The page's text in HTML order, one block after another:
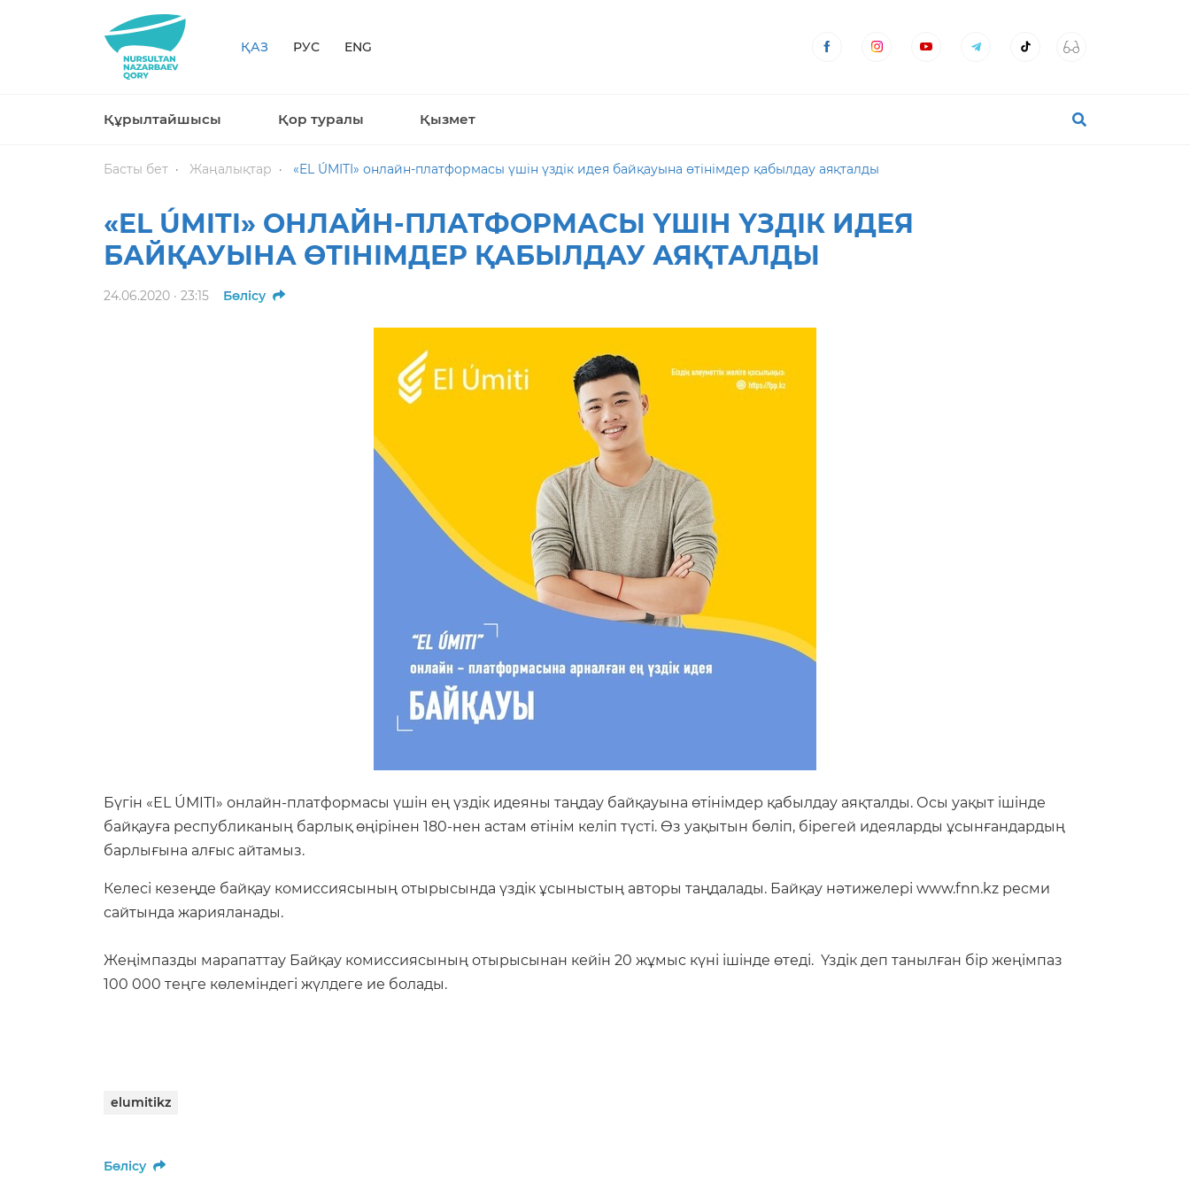
ҚАЗ РУС ENG
Құрылтайшысы Қор туралы Қызмет
Басты бет Жаңалықтар «EL ÚMITI» онлайн-платформасы үшін үздік идея байқауына өтінімдер қабылдау аяқталды
«EL ÚMITI» ОНЛАЙН-ПЛАТФОРМАСЫ ҮШІН ҮЗДІК ИДЕЯ
БАЙҚАУЫНА ӨТІНІМДЕР ҚАБЫЛДАУ АЯҚТАЛДЫ
24.06.2020 · 23:15 Бөлісу
Бүгін «EL ÚMITI» онлайн-платформасы үшін ең үздік идеяны таңдау байқауына өтінімдер қабылдау аяқталды. Осы уақыт ішінде
байқауға республиканың барлық өңірінен 180-нен астам өтінім келіп түсті. Өз уақытын бөліп, бірегей идеяларды ұсынғандардың
барлығына алғыс айтамыз.
Келесі кезеңде байқау комиссиясының отырысында үздік ұсыныстың авторы таңдалады. Байқау нәтижелері www.fnn.kz ресми
сайтында жарияланады.
Жеңімпазды марапаттау Байқау комиссиясының отырысынан кейін 20 жұмыс күні ішінде өтеді. Үздік деп танылған бір жеңімпаз
100 000 теңге көлеміндегі жүлдеге ие болады.
elumitikz
Бөлісу